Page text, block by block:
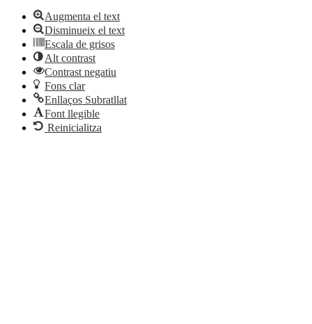
Augmenta el text
Disminueix el text
Escala de grisos
Alt contrast
Contrast negatiu
Fons clar
Enllaços Subratllat
Font llegible
Reinicialitza